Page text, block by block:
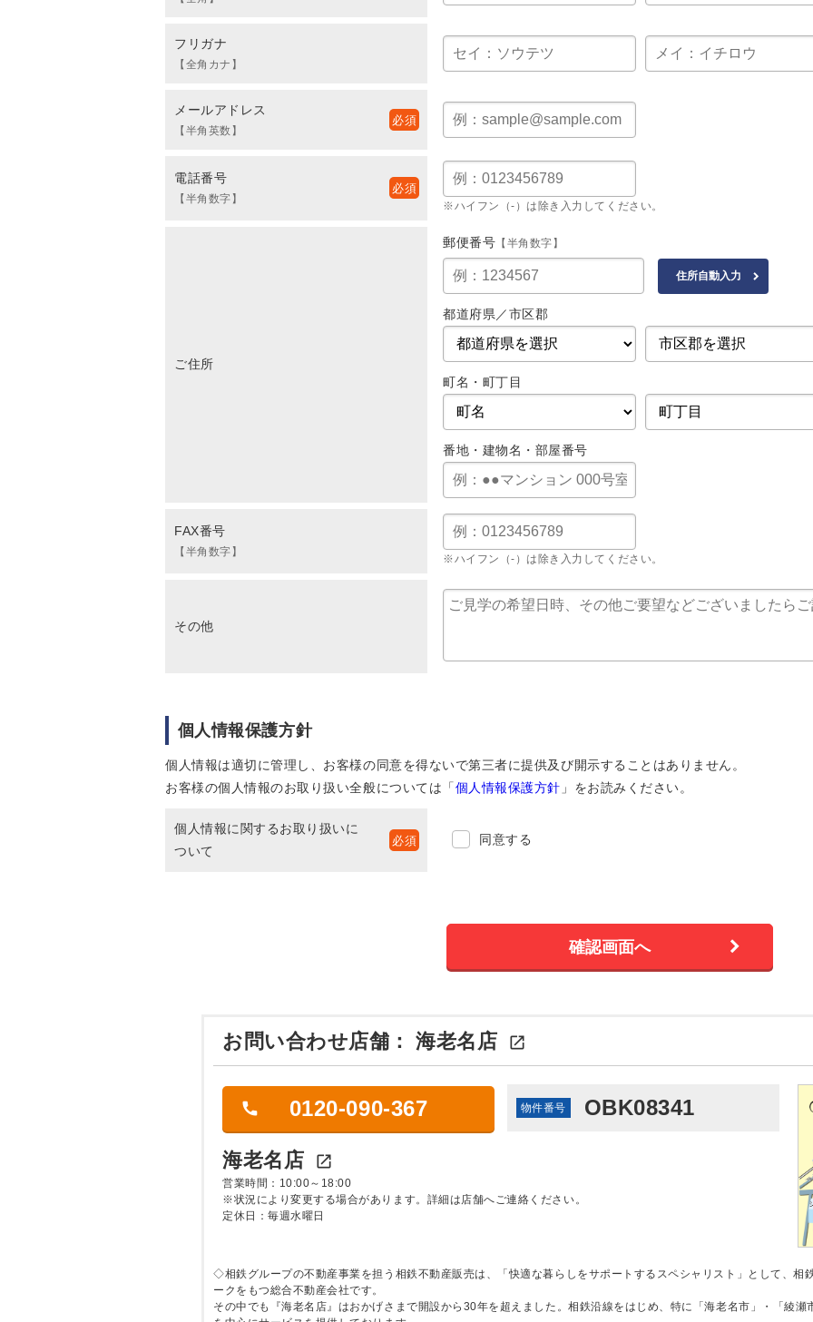
フリガナ
【全角カナ】
メールアドレス
【半角英数】
電話番号
【半角数字】
※ハイフン（-）は除き入力してください。
ご住所
郵便番号 【半角数字】
都道府県／市区郡
町名・町丁目
番地・建物名・部屋番号
FAX番号
【半角数字】
※ハイフン（-）は除き入力してください。
その他
個人情報保護方針
個人情報は適切に管理し、お客様の同意を得ないで第三者に提供及び開示することはありません。
お客様の個人情報のお取り扱い全般については「個人情報保護方針 」をお読みください。
個人情報に関するお取り扱いに
ついて
同意する
お問い合わせ店舗：海老名店 
0120-090-367 物件番号 OBK08341
海老名店 
営業時間：10:00～18:00
※状況により変更する場合があります。詳細は店舗へご連絡ください。
定休日：毎週水曜日
◇相鉄グループの不動産事業を担う相鉄不動産販売は、「快適な暮らしをサポートするスペシャリスト」として、相
ークをもつ総合不動産会社です。
その中でも『海老名店』はおかげさまで開設から30年を超えました。相鉄沿線をはじめ、特に「海老名市」・「綾